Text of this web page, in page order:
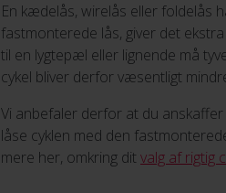
En kædelås, wirelås eller foldelås
fastmonterede lås, giver det
til en lygtepæl eller lignende må
cykel bliver derfor væsentligt
Vi anbefaler derfor at du
låse cyklen med den
mere her, omkring dit valg af rigtig